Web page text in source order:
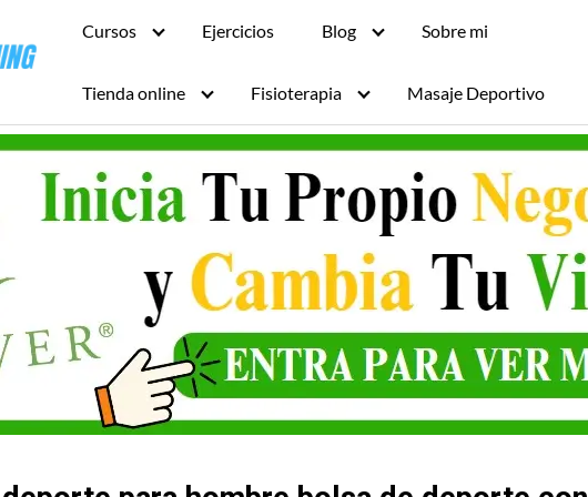
Cursos Ejercicios Blog Sobre mi
Tienda online Fisioterapia Masaje Deportivo